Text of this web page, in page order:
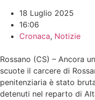
18 Luglio 2025
16:06
Cronaca, Notizie
Rossano (CS) – Ancora
scuote il carcere di
penitenziaria è stato
detenuti nel reparto di